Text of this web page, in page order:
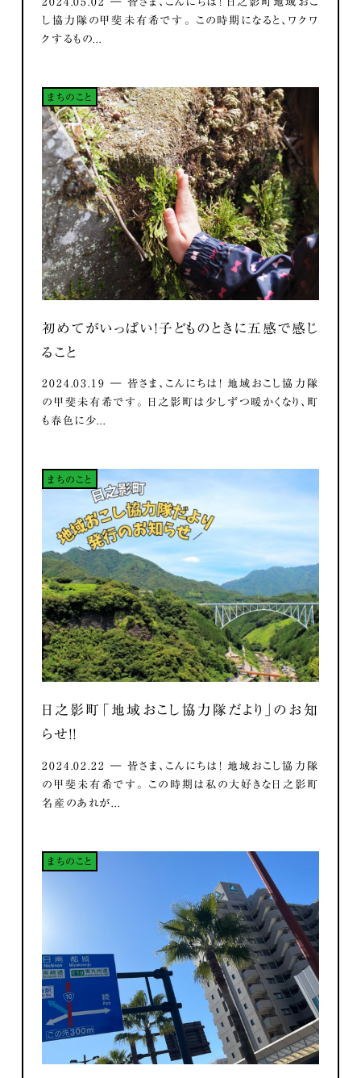
し協力隊の甲斐未有希です。 この時期になると、ワクワ
クするもの...
まちのこと
初めてがいっぱい！子どものときに五感で感じ
ること
2024.03.19 ― 皆さま、こんにちは！ 地域おこし協力隊
の甲斐未有希です。 日之影町は少しずつ暖かくなり、町
も春色に少...
まちのこと
日之影町「地域おこし協力隊だより」のお知
らせ！！
2024.02.22 ― 皆さま、こんにちは！ 地域おこし協力隊
の甲斐未有希です。 この時期は私の大好きな日之影町
名産のあれが...
まちのこと